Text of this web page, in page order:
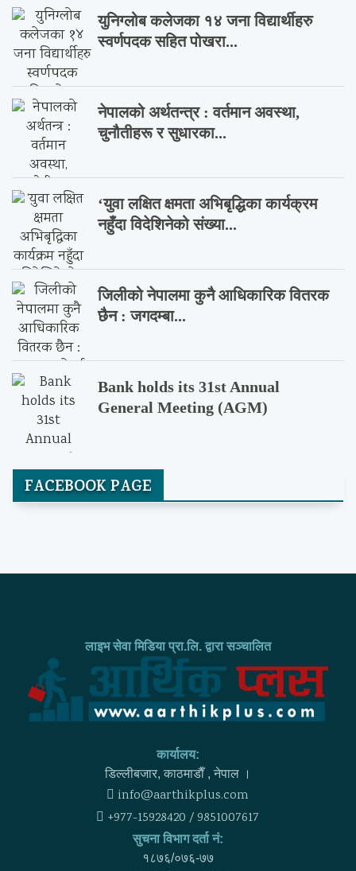
युनिग्लोब कलेजका १४ जना विद्यार्थीहरु
स्वर्णपदक सहित पोखरा...
नेपालको अर्थतन्त्र : वर्तमान अवस्था,
चुनौतीहरू र सुधारका...
‘युवा लक्षित क्षमता अभिबृद्धिका कार्यक्रम
नहुँदा विदेशिनेको संख्या...
जिलीको नेपालमा कुनै आधिकारिक वितरक
छैन : जगदम्बा...
Bank holds its 31st Annual
General Meeting (AGM)
FACEBOOK PAGE
लाइभ सेवा मिडिया प्रा.लि. द्वारा सञ्चालित
कार्यालय:
डिल्लीबजार, काठमाडाैँ , नेपाल ।
info@aarthikplus.com
+977-15928420 / 9851007617
सुचना विभाग दर्ता नं:
१८७६/०७६-७७